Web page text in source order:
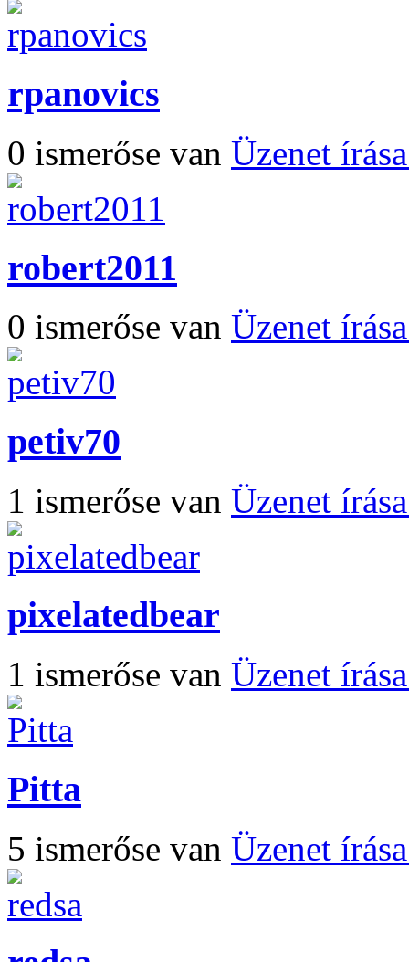
rpanovics
0 ismerőse van Üzenet
robert2011
0 ismerőse van Üzenet
petiv70
1 ismerőse van Üzenet
pixelatedbear
1 ismerőse van Üzenet
Pitta
5 ismerőse van Üzenet